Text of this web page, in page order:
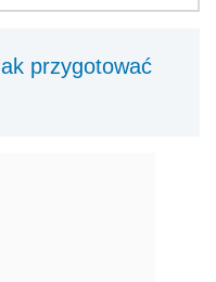
przygotować